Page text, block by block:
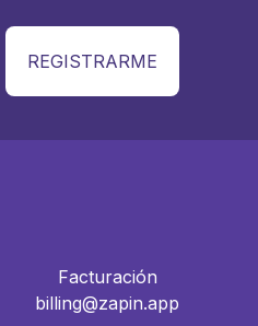
REGISTRARME
Facturación
billing@zapin.app